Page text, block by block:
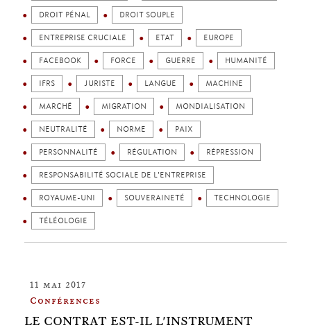
DROIT PÉNAL DROIT SOUPLE
ENTREPRISE CRUCIALE ETAT EUROPE
FACEBOOK FORCE GUERRE HUMANITÉ
IFRS JURISTE LANGUE MACHINE
MARCHÉ MIGRATION MONDIALISATION
NEUTRALITÉ NORME PAIX
PERSONNALITÉ RÉGULATION RÉPRESSION
RESPONSABILITÉ SOCIALE DE L'ENTREPRISE
ROYAUME-UNI SOUVERAINETÉ TECHNOLOGIE
TÉLÉOLOGIE
11 mai 2017
Conférences
LE CONTRAT EST-IL L'INSTRUMENT